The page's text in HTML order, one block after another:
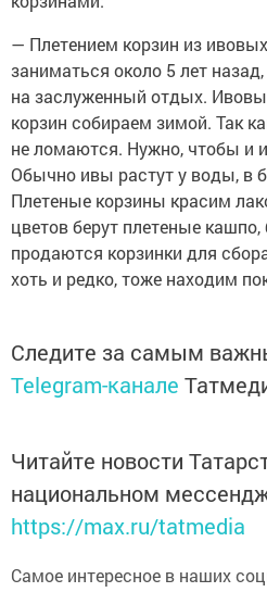
— Плетением корзин из
заниматься около 5 лет
на заслуженный отдых.
корзин собираем зимой. Так
не ломаются. Нужно, чтобы и
Обычно ивы растут у воды, в
Плетеные корзины красим
цветов берут плетеные
продаются корзинки для
хоть и редко, тоже находим
Следите за самым
Telegram-канале
Читайте новости
национальном
https://max.ru/tatmedia
Самое интересное в наших